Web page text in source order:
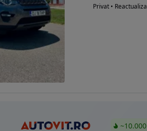
Privat •